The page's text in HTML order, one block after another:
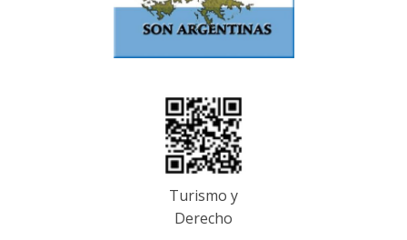
Turismo y
Derecho